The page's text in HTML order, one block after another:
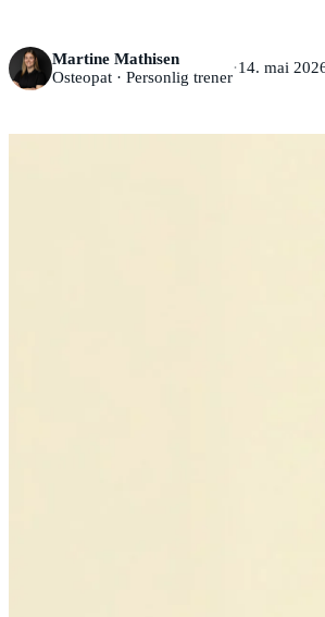
Martine Mathisen
Osteopat · Personlig trener
·14. mai